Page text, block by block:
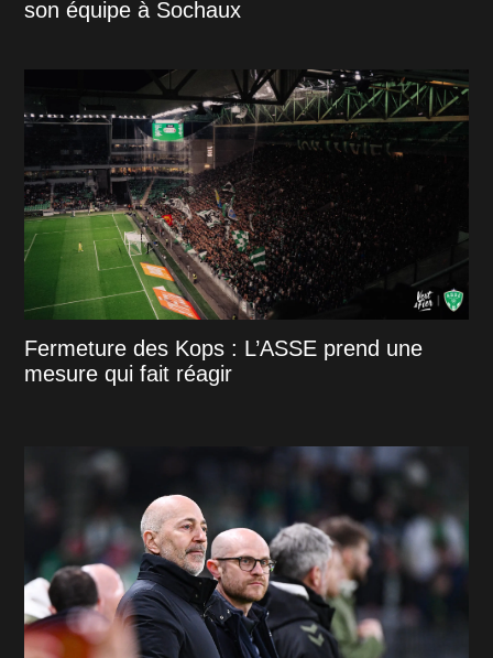
son équipe à Sochaux
Fermeture des Kops : L’ASSE prend une
mesure qui fait réagir